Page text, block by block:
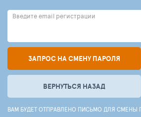
Введите email регистрации
ЗАПРОС НА СМЕНУ ПАРОЛЯ
ВЕРНУТЬСЯ НАЗАД
ВАМ БУДЕТ ОТПРАВЛЕНО ПИСЬМО ДЛЯ СМЕНЫ